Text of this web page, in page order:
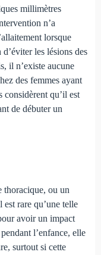
millimètres
n’a
lorsque
les lésions des
il n’existe aucune
des femmes ayant
considèrent qu’il est
de débuter un
thoracique, ou un
rare qu’une telle
avoir un impact
l’enfance, elle
surtout si cette